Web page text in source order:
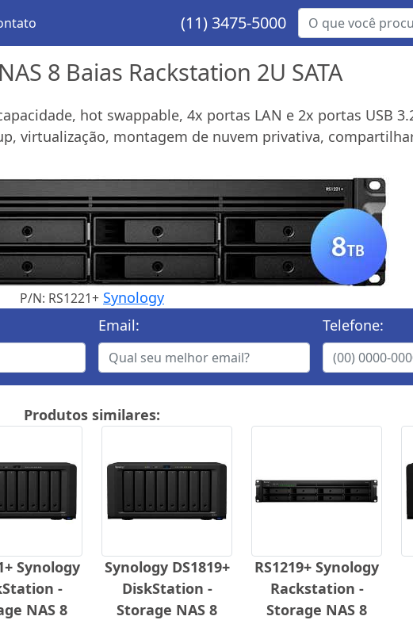
(11) 3475-5000
8 Baias Rackstation 2U SATA
hot swappable, 4x portas LAN e 2x portas USB
virtualização, montagem de nuvem privativa,
P/N: RS1221+ Synology
Email: Telefone:
Produtos similares:
Synology
-
NAS 8
Synology DS1819+
DiskStation -
Storage NAS 8
RS1219+ Synology
Rackstation -
Storage NAS 8